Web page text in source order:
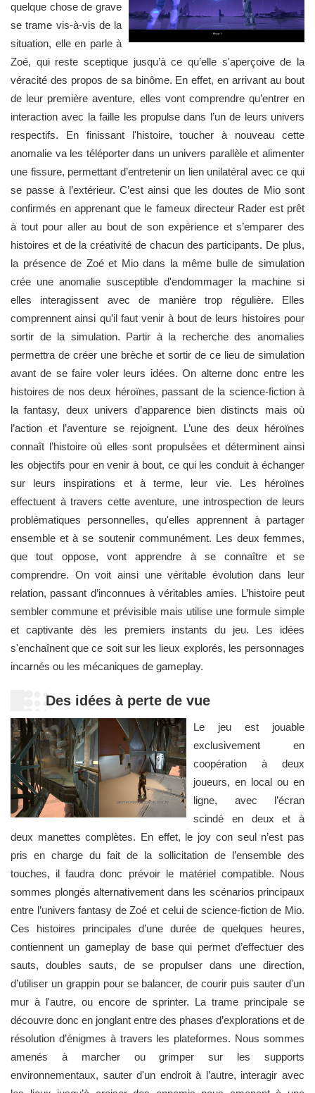
quelque chose de grave
se trame vis-à-vis de la
situation, elle en parle à
Zoé, qui reste sceptique jusqu’à ce qu’elle s'aperçoive de la
véracité des propos de sa binôme. En effet, en arrivant au bout
de leur première aventure, elles vont comprendre qu’entrer en
interaction avec la faille les propulse dans l’un de leurs univers
respectifs. En finissant l'histoire, toucher à nouveau cette
anomalie va les téléporter dans un univers parallèle et alimenter
une fissure, permettant d’entretenir un lien unilatéral avec ce qui
se passe à l’extérieur. C’est ainsi que les doutes de Mio sont
confirmés en apprenant que le fameux directeur Rader est prêt
à tout pour aller au bout de son expérience et s’emparer des
histoires et de la créativité de chacun des participants. De plus,
la présence de Zoé et Mio dans la même bulle de simulation
crée une anomalie susceptible d'endommager la machine si
elles interagissent avec de manière trop régulière. Elles
comprennent ainsi qu’il faut venir à bout de leurs histoires pour
sortir de la simulation. Partir à la recherche des anomalies
permettra de créer une brèche et sortir de ce lieu de simulation
avant de se faire voler leurs idées. On alterne donc entre les
histoires de nos deux héroïnes, passant de la science-fiction à
la fantasy, deux univers d’apparence bien distincts mais où
l’action et l’aventure se rejoignent. L’une des deux héroïnes
connaît l’histoire où elles sont propulsées et déterminent ainsi
les objectifs pour en venir à bout, ce qui les conduit à échanger
sur leurs inspirations et à terme, leur vie. Les héroïnes
effectuent à travers cette aventure, une introspection de leurs
problématiques personnelles, qu'elles apprennent à partager
ensemble et à se soutenir communément. Les deux femmes,
que tout oppose, vont apprendre à se connaître et se
comprendre. On voit ainsi une véritable évolution dans leur
relation, passant d’inconnues à véritables amies. L’histoire peut
sembler commune et prévisible mais utilise une formule simple
et captivante dès les premiers instants du jeu. Les idées
s'enchaînent que ce soit sur les lieux explorés, les personnages
incarnés ou les mécaniques de gameplay.
Des idées à perte de vue
Le jeu est jouable
exclusivement en
coopération à deux
joueurs, en local ou en
ligne, avec l’écran
scindé en deux et à
deux manettes complètes. En effet, le joy con seul n’est pas
pris en charge du fait de la sollicitation de l’ensemble des
touches, il faudra donc prévoir le matériel compatible. Nous
sommes plongés alternativement dans les scénarios principaux
entre l’univers fantasy de Zoé et celui de science-fiction de Mio.
Ces histoires principales d’une durée de quelques heures,
contiennent un gameplay de base qui permet d’effectuer des
sauts, doubles sauts, de se propulser dans une direction,
d’utiliser un grappin pour se balancer, de courir puis sauter d'un
mur à l'autre, ou encore de sprinter. La trame principale se
découvre donc en jonglant entre des phases d’explorations et de
résolution d’énigmes à travers les plateformes. Nous sommes
amenés à marcher ou grimper sur les supports
environnementaux, sauter d'un endroit à l’autre, interagir avec